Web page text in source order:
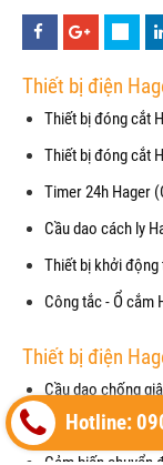
Thiết bị điện
Thiết bị đóng cắt
Thiết bị đóng cắt
Timer 24h Hager
Cầu dao cách ly
Thiết bị khởi
Công tắc - Ổ cắm
Thiết bị điện
Cầu dao chống
Mặt che chống
Hotline: